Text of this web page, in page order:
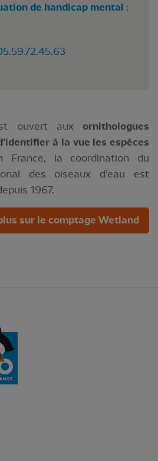
de handicap mental :
ouvert aux ornithologues
à la vue les espèces
France, la coordination du
des oiseaux d’eau est
1967.
sur le comptage Wetland